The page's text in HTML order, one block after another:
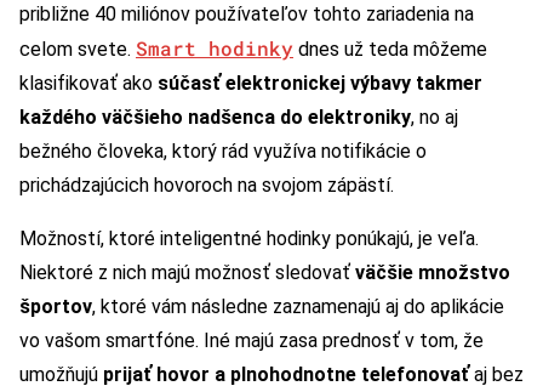
približne 40 miliónov používateľov tohto zariadenia na
celom svete. Smart hodinky dnes už teda môžeme
klasifikovať ako súčasť elektronickej výbavy takmer
každého väčšieho nadšenca do elektroniky, no aj
bežného človeka, ktorý rád využíva notifikácie o
prichádzajúcich hovoroch na svojom zápästí.
Možností, ktoré inteligentné hodinky ponúkajú, je veľa.
Niektoré z nich majú možnosť sledovať väčšie množstvo
športov, ktoré vám následne zaznamenajú aj do aplikácie
vo vašom smartfóne. Iné majú zasa prednosť v tom, že
umožňujú prijať hovor a plnohodnotne telefonovaťaj bez